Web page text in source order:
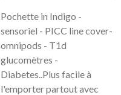
Pochette in Indigo -
sensoriel - PICC line cover-
omnipods - T1d
glucomètres -
Diabetes..Plus facile à
l'emporter partout avec